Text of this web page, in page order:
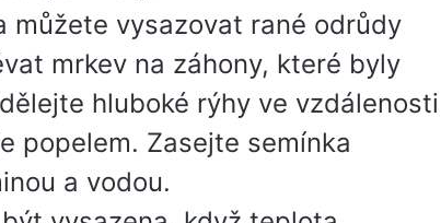
můžete vysazovat rané odrůdy
mrkev na záhony, které byly
hluboké rýhy ve vzdálenosti
popelem. Zasejte semínka
a vodou.